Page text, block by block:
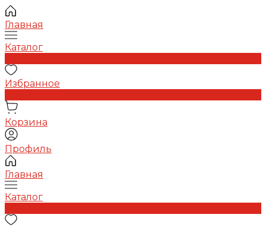
Главная
Каталог
Избранное
Корзина
Профиль
Главная
Каталог